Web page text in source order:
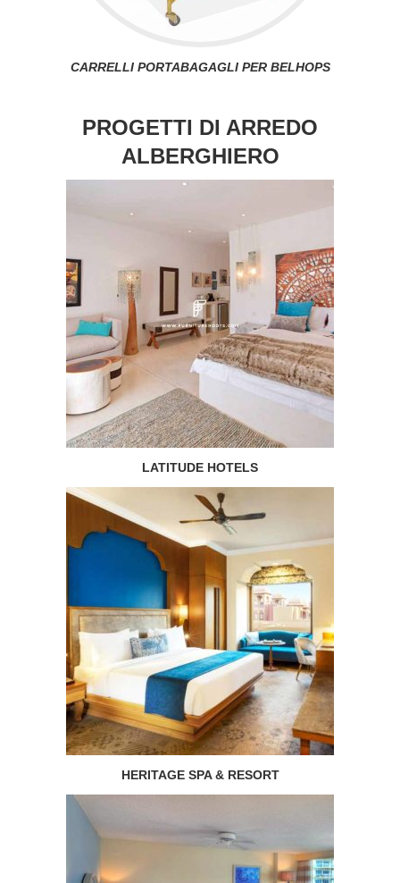
CARRELLI PORTABAGAGLI PER BELHOPS
PROGETTI DI ARREDO
ALBERGHIERO
LATITUDE HOTELS
HERITAGE SPA & RESORT